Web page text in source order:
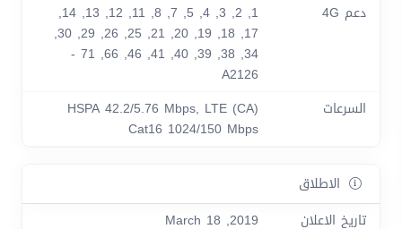
دعم 4G
1, 2, 3, 4, 5, 7, 8, 11, 12, 13, 14,
17, 18, 19, 20, 21, 25, 26, 29, 30,
34, 38, 39, 40, 41, 46, 66, 71 -
A2126
السرعات
HSPA 42.2/5.76 Mbps, LTE (CA)
Cat16 1024/150 Mbps
الاطلاق
تاريخ الاعلان
2019, March 18